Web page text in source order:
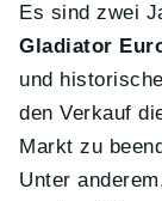
Es sind zwei
Gladiator
und
den Verkauf
Markt zu
Unter